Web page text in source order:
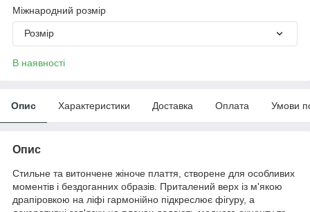
Міжнародний розмір
Розмір
В наявності
Опис Характеристики Доставка Оплата Умови
Опис
Стильне та витончене жіноче плаття, створене для особливих
моментів і бездоганних образів. Приталений верх із м'якою
драпіровкою на ліфі гармонійно підкреслює фігуру, а